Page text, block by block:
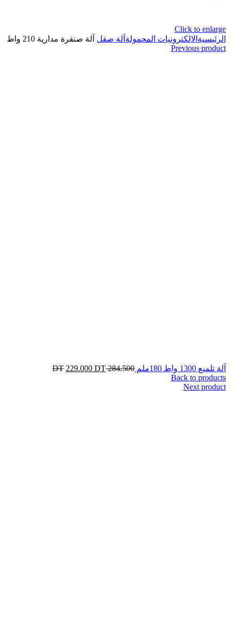
Click to enlarge
الرئيسية الالكترونيات المحمولة آلة صقل آلة صنفرة مدارية 210 واط
Previous product
آلة تلميع 1300 واط 180ملم 284.500
DT
229.000 DT
Back to products
Next product